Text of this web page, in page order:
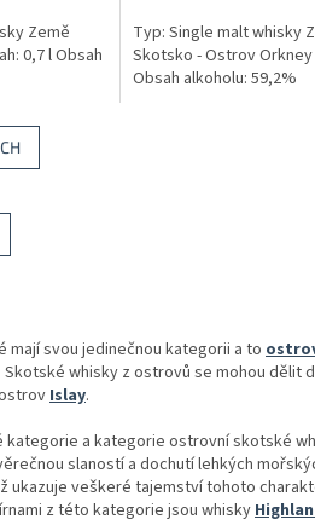
Země
0,7 l Obsah
Typ: Single malt whisky
Skotsko - Ostrov Orkney
Obsah alkoholu: 59,2%
mají svou jedinečnou kategorii a to
. Skotské whisky z ostrovů se mohou dělit
Islay.
a kategorie ostrovní skotské
slaností a dochutí lehkých
ukazuje veškeré tajemství tohoto
z této kategorie jsou whisky